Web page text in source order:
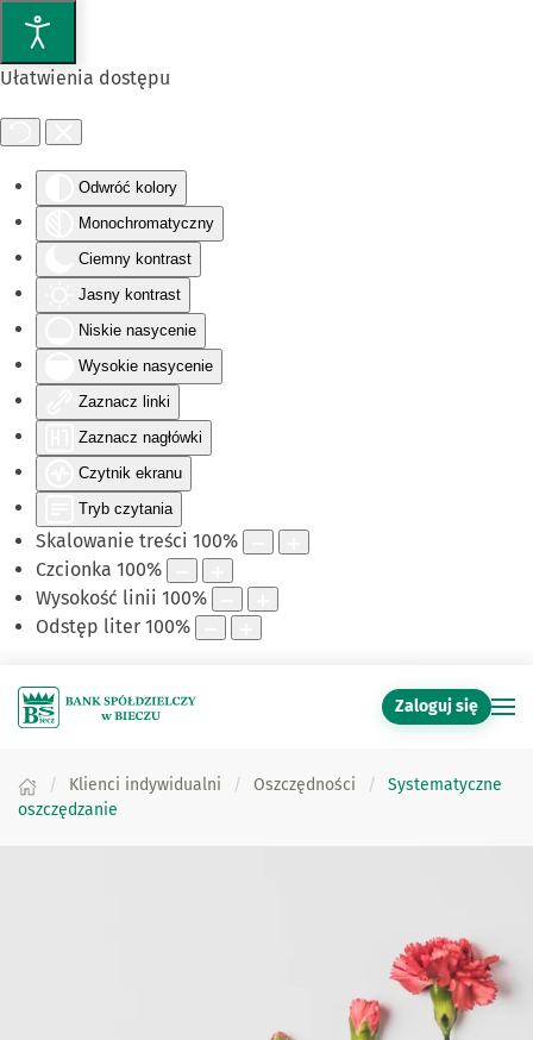
Ułatwienia dostępu
Odwróć kolory
Monochromatyczny
Ciemny kontrast
Jasny kontrast
Niskie nasycenie
Wysokie nasycenie
Zaznacz linki
Zaznacz nagłówki
Czytnik ekranu
Tryb czytania
Skalowanie treści 100%
Czcionka 100%
Wysokość linii 100%
Odstęp liter 100%
Przejdź do głównej treści
Zaloguj się
Klienci indywidualni Oszczędności
Systematyczne
oszczędzanie